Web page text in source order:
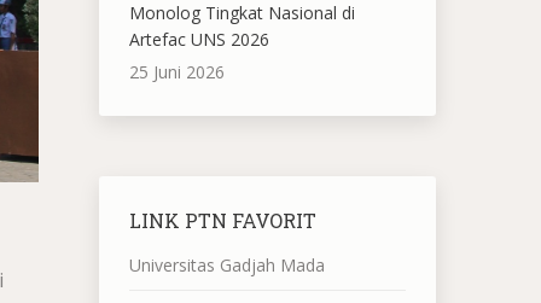
Monolog Tingkat Nasional di
Artefac UNS 2026
25 Juni 2026
LINK PTN FAVORIT
Universitas Gadjah Mada